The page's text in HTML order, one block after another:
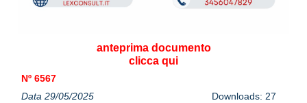
anteprima documento
clicca qui
Nº 6567
Data 29/05/2025
Downloads: 27